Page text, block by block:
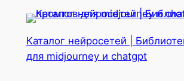
Каталог нейросетей |
для midjourney и chatgpt